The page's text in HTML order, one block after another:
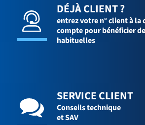
DÉJÀ CLIENT ?
entrez votre n° client à la
compte pour bénéficier
habituelles
SERVICE CLIENT
Conseils technique
et SAV